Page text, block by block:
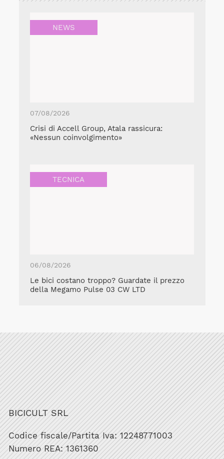
NEWS
07/08/2026
Crisi di Accell Group, Atala rassicura:
«Nessun coinvolgimento»
TECNICA
06/08/2026
Le bici costano troppo? Guardate il prezzo
della Megamo Pulse 03 CW LTD
BICICULT SRL
Codice fiscale/Partita Iva: 12248771003
Numero REA: 1361360